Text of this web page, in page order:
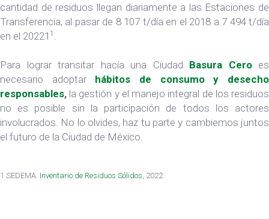
cantidad de residuos llegan diariamente a las Estaciones de
Transferencia, al pasar de 8 107 t/día en el 2018 a 7 494 t/día
en el 20221 1 .
Para lograr transitar hacía una Ciudad Basura Cero es
necesario adoptar
hábitos de consumo y desecho
responsables, la gestión y el manejo integral de los residuos
no es posible sin la participación de todos los actores
involucrados. No lo olvides, haz tu parte y cambiemos juntos
el futuro de la Ciudad de México.
1 SEDEMA. Inventario de Residuos Sólidos, 2022.